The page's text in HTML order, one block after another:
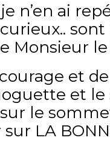
je n’en ai
Monsieur
et
et le
le
LA